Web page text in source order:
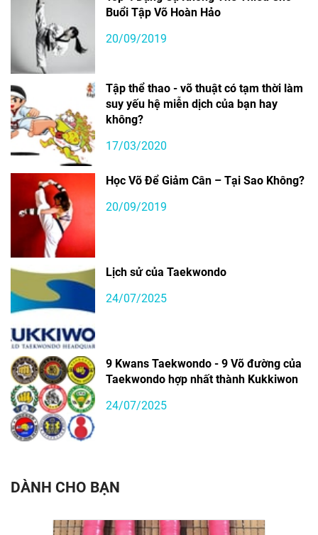
Buổi Tập Võ Hoàn Hảo
20/09/2019
Tập thể thao - võ thuật có tạm thời làm
suy yếu hệ miễn dịch của bạn hay
không?
17/03/2020
Học Võ Để Giảm Cân – Tại Sao Không?
20/09/2019
Lịch sử của Taekwondo
24/07/2025
9 Kwans Taekwondo - 9 Võ đường của
Taekwondo hợp nhất thành Kukkiwon
24/07/2025
DÀNH CHO BẠN